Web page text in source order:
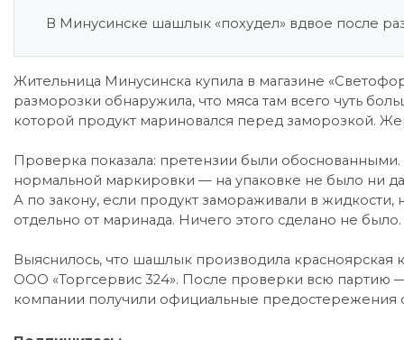
В Минусинске шашлык «похудел» вдвое после
Жительница Минусинска купила в магазине
разморозки обнаружила, что мяса там всего чуть
которой продукт мариновался перед заморозкой.
Проверка показала: претензии были
нормальной маркировки — на упаковке не было ни
А по закону, если продукт замораживали в жидкости,
отдельно от маринада. Ничего этого сделано не было.
Выяснилось, что шашлык производила красноярская
ООО «Торгсервис 324». После проверки всю партию
компании получили официальные предостережения